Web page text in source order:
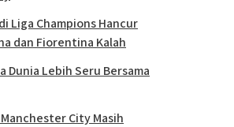
Liga Champions Hancur
dan Fiorentina Kalah
Dunia Lebih Seru Bersama
City Masih